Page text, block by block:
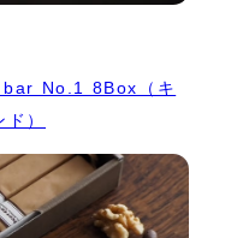
No.1 8Box（キ
）